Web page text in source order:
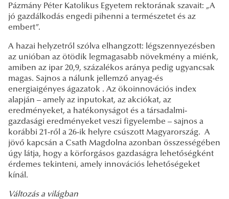
Pázmány Péter Katolikus Egyetem rektorának szavait: „A
jó gazdálkodás engedi pihenni a természetet és az
embert”.
A hazai helyzetről szólva elhangzott: légszennyezésben
az unióban az ötödik legmagasabb növekmény a miénk,
amiben az ipar 20,9, százalékos aránya pedig ugyancsak
magas. Sajnos a nálunk jellemző anyag-és
energiaigényes ágazatok . Az ökoinnovációs index
alapján – amely az inputokat, az akciókat, az
eredményeket, a hatékonyságot és a társadalmi-
gazdasági eredményeket veszi figyelembe – sajnos a
korábbi 21-ről a 26-ik helyre csúszott Magyarország. A
jövő kapcsán a Csath Magdolna azonban összességében
úgy látja, hogy a körforgásos gazdaságra lehetőségként
érdemes tekinteni, amely innovációs lehetőségeket
kínál.
Változás a világban